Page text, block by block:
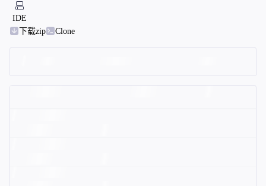
IDE
下载zip
Clone